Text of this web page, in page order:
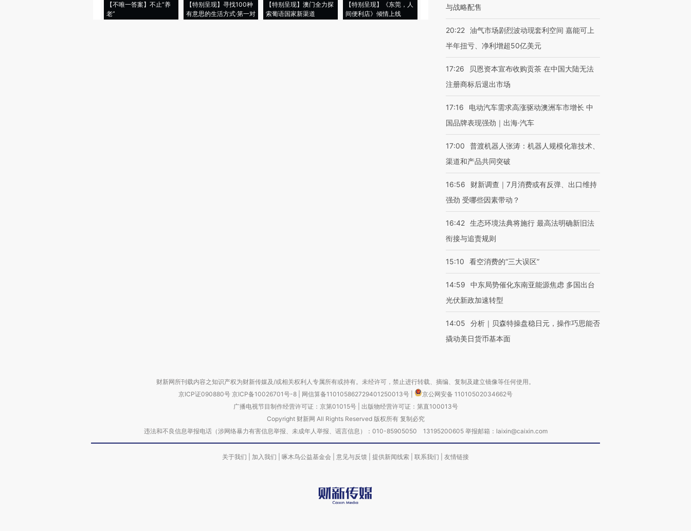
【不唯一答案】不止“养
老”
【特别呈现】寻找100种
有意思的生活方式·第一对
【特别呈现】澳门全力探
索葡语国家新渠道
【特别呈现】《东莞，人
间便利店》倾情上线
会，让数智科技“链”接产
与战略配售
20:22 油气市场剧烈波动现套利空间 嘉能可上
半年扭亏、净利增超50亿美元
17:26
贝恩资本宣布收购贡茶 在中国大陆无法
注册商标后退出市场
17:16
电动汽车需求高涨驱动澳洲车市增长 中
国品牌表现强劲｜出海·汽车
17:00
普渡机器人张涛：机器人规模化靠技术、
渠道和产品共同突破
16:56
财新调查｜7月消费或有反弹、出口维持
强劲 受哪些因素带动？
16:42 生态环境法典将施行 最高法明确新旧法
衔接与追责规则
15:10 看空消费的“三大误区”
14:59
中东局势催化东南亚能源焦虑 多国出台
光伏新政加速转型
14:05
分析｜贝森特操盘稳日元，操作巧思能否
撬动美日货币基本面
财新网所刊载内容之知识产权为财新传媒及/或相关权利人专属所有或持有。未经许可，禁止进行转载、摘编、复制及建立镜像等任何使用。
京ICP证090880号 京ICP备10026701号-8 网信算备110105862729401250013号
京公网安备 11010502034662号
广播电视节目制作经营许可证：京第01015号| 出版物经营许可证：第直100013号
Copyright 财新网 All Rights Reserved 版权所有 复制必究
违法和不良信息举报电话（涉网络暴力有害信息举报、未成年人举报、谣言信息）：010-85905050 13195200605 举报邮箱：laixin@caixin.com
关于我们 加入我们 啄木鸟公益基金会 意见与反馈 提供新闻线索 联系我们 友情链接